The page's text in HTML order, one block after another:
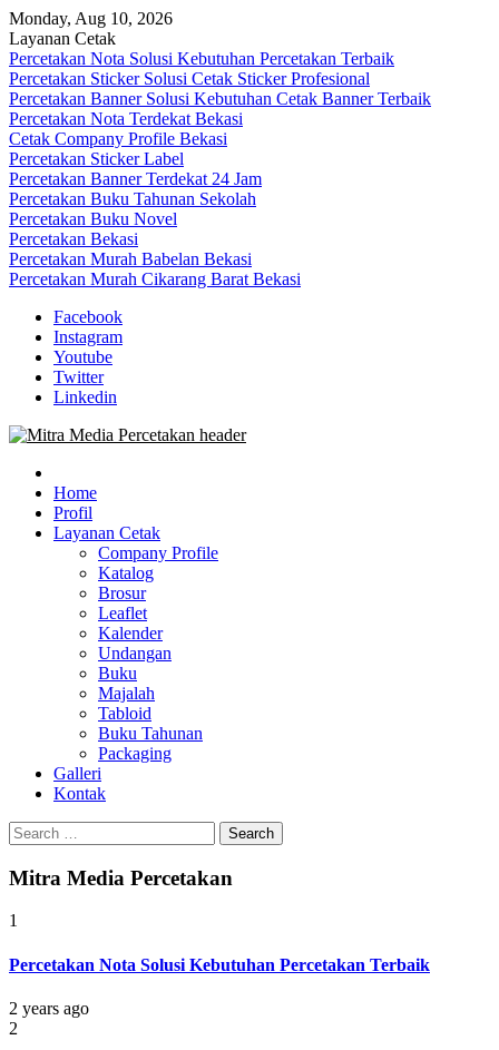
Skip
to
content
Monday, Aug 10, 2026
Layanan Cetak
Percetakan Nota Solusi Kebutuhan Percetakan Terbaik
Percetakan Sticker Solusi Cetak Sticker Profesional
Percetakan Banner Solusi Kebutuhan Cetak Banner Terbaik
Percetakan Nota Terdekat Bekasi
Cetak Company Profile Bekasi
Percetakan Sticker Label
Percetakan Banner Terdekat 24 Jam
Percetakan Buku Tahunan Sekolah
Percetakan Buku Novel
Percetakan Bekasi
Percetakan Murah Babelan Bekasi
Percetakan Murah Cikarang Barat Bekasi
Facebook
Instagram
Youtube
Twitter
Linkedin
Mitra Media Percetakan Bekasi
0813-1670-6191
0813-1670-6191 (Call/WA) Perusahaan Tempat Alamat Jasa Pusat
Percetakan Bekasi Barat Timur Utara Selatan Murah 24 Jam
Home
Profil
Layanan Cetak
Company Profile
Katalog
Brosur
Leaflet
Kalender
Undangan
Buku
Majalah
Tabloid
Buku Tahunan
Packaging
Galleri
Kontak
Search
for:
Mitra Media Percetakan
1
Percetakan Nota Solusi Kebutuhan Percetakan Terbaik
2 years ago
2